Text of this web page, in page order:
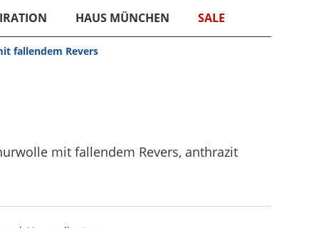
HAUS MÜNCHEN SALE
fallendem Revers
mit fallendem Revers, anthrazit